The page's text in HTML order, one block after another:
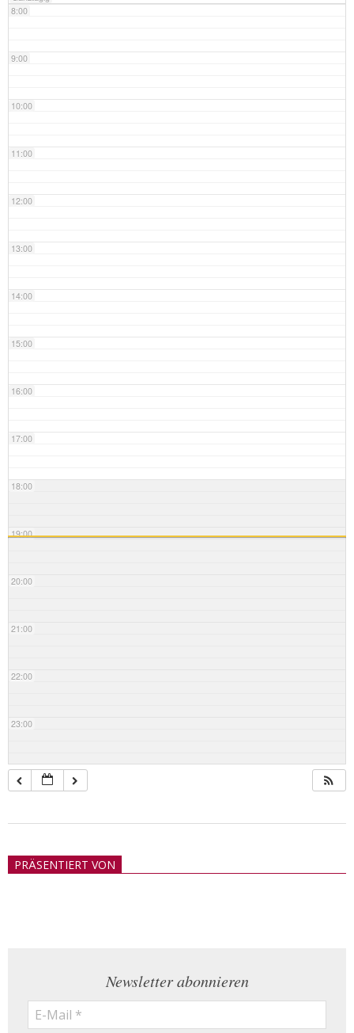
8:00
9:00
10:00
11:00
12:00
13:00
14:00
15:00
16:00
17:00
18:00
19:00
20:00
21:00
22:00
23:00
21PRÄSENTIERT VON
Newsletter abonnieren